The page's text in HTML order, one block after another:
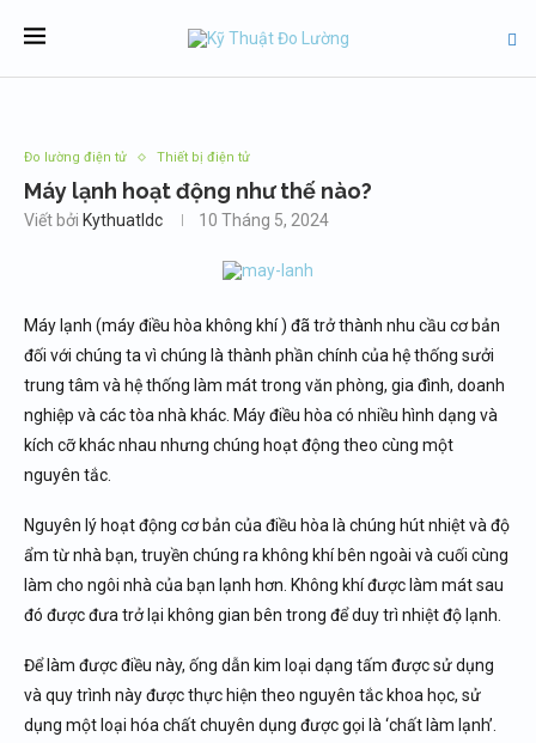
Đo lường điện tử Thiết bị điện tử
Máy lạnh hoạt động như thế nào?
Viết bởi Kythuatldc 10 Tháng 5, 2024
Máy lạnh (máy điều hòa không khí ) đã trở thành nhu cầu cơ bản
đối với chúng ta vì chúng là thành phần chính của hệ thống sưởi
trung tâm và hệ thống làm mát trong văn phòng, gia đình, doanh
nghiệp và các tòa nhà khác. Máy điều hòa có nhiều hình dạng và
kích cỡ khác nhau nhưng chúng hoạt động theo cùng một
nguyên tắc.
Nguyên lý hoạt động cơ bản của điều hòa là chúng hút nhiệt và độ
ẩm từ nhà bạn, truyền chúng ra không khí bên ngoài và cuối cùng
làm cho ngôi nhà của bạn lạnh hơn. Không khí được làm mát sau
đó được đưa trở lại không gian bên trong để duy trì nhiệt độ lạnh.
Để làm được điều này, ống dẫn kim loại dạng tấm được sử dụng
và quy trình này được thực hiện theo nguyên tắc khoa học, sử
dụng một loại hóa chất chuyên dụng được gọi là ‘chất làm lạnh’.